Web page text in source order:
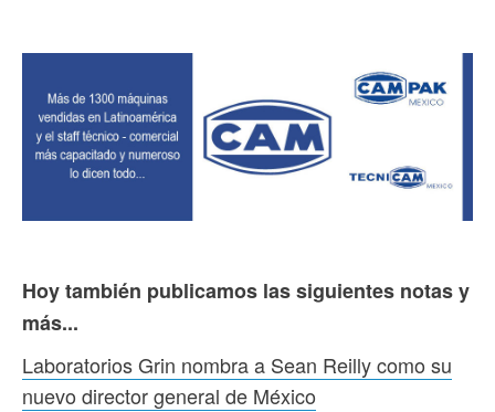
Hoy también publicamos las siguientes notas y
más...
Laboratorios Grin nombra a Sean Reilly como su
nuevo director general de México